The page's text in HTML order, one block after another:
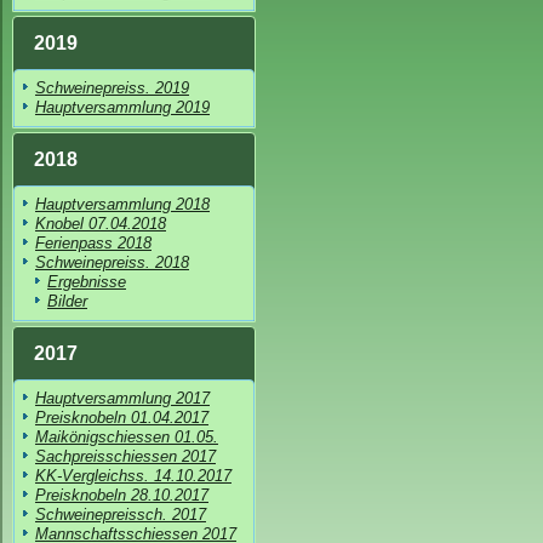
2019
Schweinepreiss. 2019
Hauptversammlung 2019
2018
Hauptversammlung 2018
Knobel 07.04.2018
Ferienpass 2018
Schweinepreiss. 2018
Ergebnisse
Bilder
2017
Hauptversammlung 2017
Preisknobeln 01.04.2017
Maikönigschiessen 01.05.
Sachpreisschiessen 2017
KK-Vergleichss. 14.10.2017
Preisknobeln 28.10.2017
Schweinepreissch. 2017
Mannschaftsschiessen 2017